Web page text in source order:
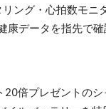
ング・心拍数モニ
康データを指先で